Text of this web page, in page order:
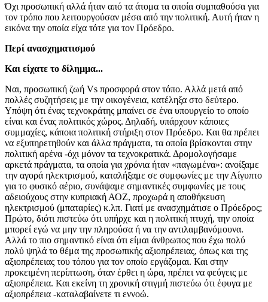
Όχι προσωπική αλλά ήταν από τα άτομα τα οποία συμπαθούσα για
τον τρόπο που λειτουργούσαν μέσα από την πολιτική. Αυτή ήταν η
εικόνα την οποία είχα τότε για τον Πρόεδρο.
Περί ανασχηματισμού
Και είχατε το δίλημμα...
Ναι, προσωπική ζωή Vs προσφορά στον τόπο. Αλλά μετά από
πολλές συζητήσεις με την οικογένεια, κατέληξα στο δεύτερο.
Υπόψη ότι ένας τεχνοκράτης μπαίνει σε ένα υπουργείο το οποίο
είναι και ένας πολιτικός χώρος. Δηλαδή, υπάρχουν κάποιες
συμμαχίες, κάποια πολιτική στήριξη στον Πρόεδρο. Και θα πρέπει
να εξυπηρετηθούν και άλλα πράγματα, τα οποία βρίσκονται στην
πολιτική αρένα -όχι μόνον τα τεχνοκρατικά. Δρομολογήσαμε
αρκετά πράγματα, τα οποία για χρόνια ήταν «παγωμένα»: ανοίξαμε
την αγορά ηλεκτρισμού, καταλήξαμε σε συμφωνίες με την Αίγυπτο
για το φυσικό αέριο, συνάψαμε σημαντικές συμφωνίες με τους
αδειούχους στην κυπριακή ΑΟΖ, προχωρά η αποθήκευση
ηλεκτρισμού (μπαταρίες) κ.λπ. Γιατί με ανασχημάτισε ο Πρόεδρος;
Πρώτο, διότι πιστεύω ότι υπήρχε και η πολιτική πτυχή, την οποία
μπορεί εγώ να μην την πληρούσα ή να την αντιλαμβανόμουνα.
Αλλά το πιο σημαντικό είναι ότι είμαι άνθρωπος που έχω πολύ
πολύ ψηλά το θέμα της προσωπικής αξιοπρέπειας, όπως και της
αξιοπρέπειας του τόπου για τον οποίο εργάζομαι. Και στην
προκειμένη περίπτωση, όταν έρθει η ώρα, πρέπει να φεύγεις με
αξιοπρέπεια. Και εκείνη τη χρονική στιγμή πιστεύω ότι έφυγα με
αξιοπρέπεια -καταλαβαίνετε τι εννοώ.